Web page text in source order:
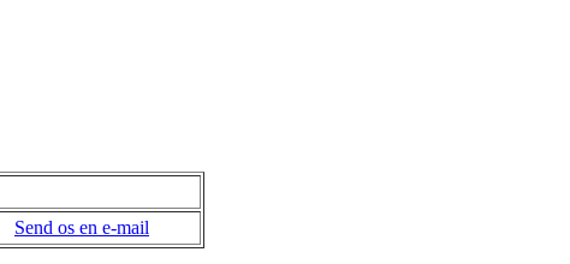
Send os en e-mail